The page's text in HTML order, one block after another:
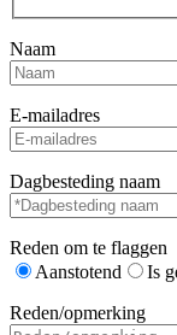
Naam
E-mailadres
Dagbesteding naam
Reden om te flaggen
Aanstotend
Is
Reden/opmerking